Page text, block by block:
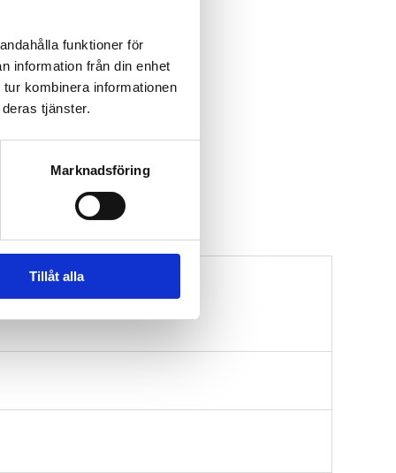
funktioner för
information från din enhet
kombinera informationen
tjänster.
Marknadsföring
Tillåt alla